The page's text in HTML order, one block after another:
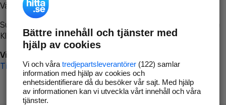
Vänligen försök med följande:
Surfa till
Klicka påTillbaka-knappen i webbläsaren och försök igen
Vi beklagar besväret!
Till startsidan
Bättre innehåll och tjänster med
hjälp av cookies
Vi och våra tredjepartsleverantörer(122) samlar
information med hjälp av cookies och
enhetsidentifierare då du besöker vår sajt. Med hjälp
av informationen kan vi utveckla vårt innehåll och våra
tjänster.